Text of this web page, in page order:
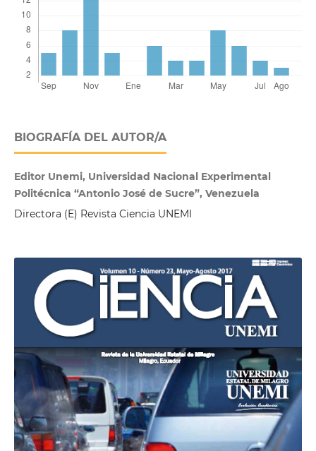
BIOGRAFÍA DEL AUTOR/A
Editor Unemi, Universidad Nacional Experimental
Politécnica “Antonio José de Sucre”, Venezuela
Directora (E) Revista Ciencia UNEMI